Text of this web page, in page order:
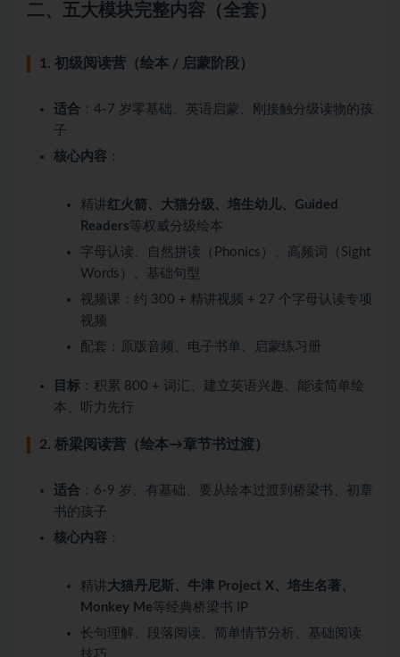
二、五大模块完整内容（全套）
1. 初级阅读营（绘本 / 启蒙阶段）
适合 ：4-7 岁零基础、英语启蒙、刚接触分级读物的孩
子
核心内容 ：
精讲红火箭、大猫分级、培生幼儿、Guided
Readers等权威分级绘本
字母认读、自然拼读（Phonics）、高频词（Sight
Words）、基础句型
视频课：约 300 + 精讲视频 + 27 个字母认读专项
视频
配套：原版音频、电子书单、启蒙练习册
目标 ：积累 800 + 词汇、建立英语兴趣、能读简单绘
本、听力先行
2. 桥梁阅读营（绘本→章节书过渡）
适合 ：6-9 岁、有基础、要从绘本过渡到桥梁书、初章
书的孩子
核心内容 ：
精讲大猫丹尼斯、牛津 Project X、培生名著、
Monkey Me等经典桥梁书 IP
长句理解、段落阅读、简单情节分析、基础阅读